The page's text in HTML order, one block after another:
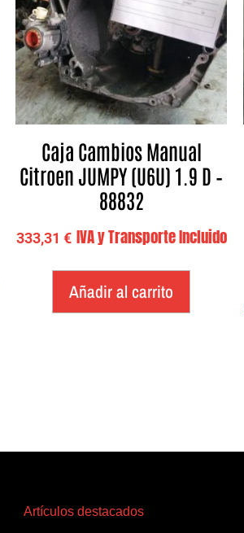
Caja Cambios Manual
Citroen JUMPY (U6U) 1.9 D –
88832
333,31 € IVA y Transporte Incluido
Añadir al carrito
Artículos destacados